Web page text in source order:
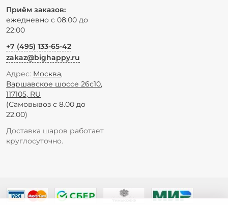
Приём заказов:
ежедневно с 08:00 до
22:00
+7 (495) 133-65-42
zakaz@bighappy.ru
Адрес: Москва,
Варшавское шоссе 26с10,
117105, RU
(Самовывоз с 8.00 до
22.00)
Доставка шаров работает
круглосуточно.